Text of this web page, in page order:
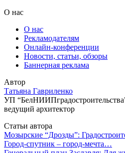
О нас
О нас
Рекламодателям
Онлайн-конференции
Новости, статьи, обзоры
Баннерная реклама
Автор
Татьяна Гавриленко
УП
ведущий архитектор
Статьи автора
Мозырские “Дрозды”:
Город-спутник – город-мечта…